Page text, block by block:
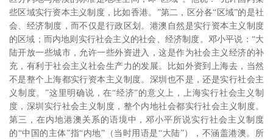
些区域实行资本主义制度，比如香港。”第二，区分各“区域”的是社
会、经济制度，而不仅是行政区划。港澳自然是实行资本主义制度
的区域；而内地则实行社会主义的社会、经济制度。邓小平说：“大
陆开放一些城市，允许一些外资进入，这是作为社会主义经济的补
充，有利于社会主义社会生产力的发展。比如外资到上海去，当然
不是整个上海都实行资本主义制度。深圳也不是，还是实行社会主
义制度。”这里明确说，在“经济”的意义上，上海实行社会主义制
度，深圳实行社会主义制度，整个内地社会都实行社会主义制度。
第三，在内地港澳关系的语境中，邓小平所说实行社会主义制度
的“中国的主体”指“内地”（当时用语是“大陆”），不涵盖港澳。所